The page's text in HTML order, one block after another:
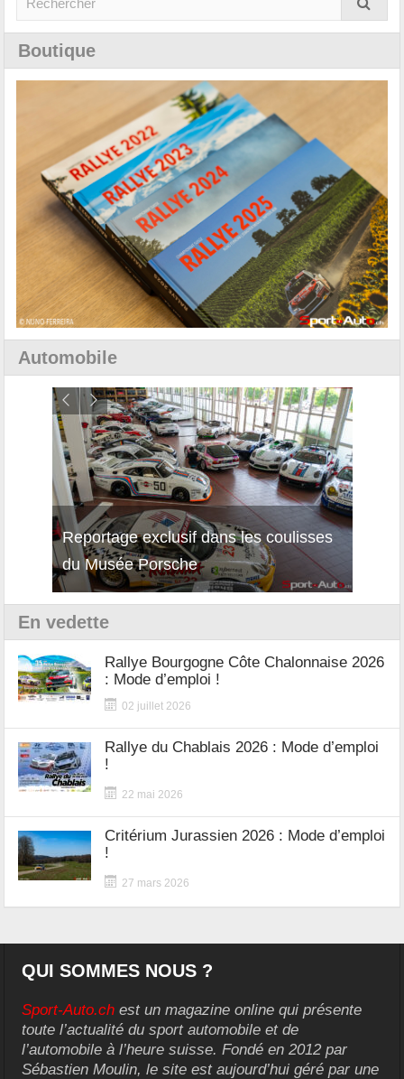
Boutique
Automobile
Reportage exclusif dans les coulisses
du Musée Porsche
En vedette
Rallye Bourgogne Côte Chalonnaise 2026
: Mode d’emploi !
02 juillet 2026
Rallye du Chablais 2026 : Mode d’emploi
!
22 mai 2026
Critérium Jurassien 2026 : Mode d’emploi
!
27 mars 2026
QUI SOMMES NOUS ?
Sport-Auto.ch est un magazine online qui présente
toute l’actualité du sport automobile et de
l’automobile à l’heure suisse. Fondé en 2012 par
Sébastien Moulin, le site est aujourd’hui géré par une